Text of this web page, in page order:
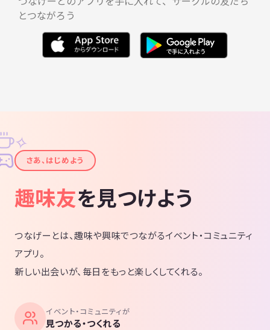
とつながろう
✦
✧
さあ、はじめよう
趣味友を見つけよう
つなげーとは、趣味や興味でつながるイベント・コミュニティ
アプリ。
新しい出会いが、毎日をもっと楽しくしてくれる。
イベント・コミュニティが
見つかる・つくれる